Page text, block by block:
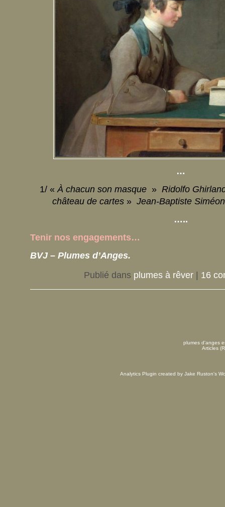
…
1/ «À chacun son masque » Ridolfo
château de cartes» Jean-Baptiste
…..
Tenir nos engagements…
BVJ – Plumes d’Anges.
Publié dans plumes à rêver 16
plumes d'anges
Articles
Analytics Plugin created by Jake Ruston's